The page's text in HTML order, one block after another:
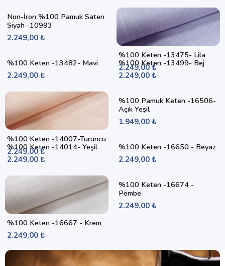
Non-İron %100 Pamuk Saten
Siyah -10993
2.249,00 ₺
%100 Keten -13475- Lila
2.249,00 ₺
%100 Keten -13482- Mavi
2.249,00 ₺
%100 Keten -13499- Bej
2.249,00 ₺
%100 Keten -14007-Turuncu
2.249,00 ₺
%100 Pamuk Keten -16506-
Açık Yeşil
1.949,00 ₺
%100 Keten -14014- Yeşil
2.249,00 ₺
%100 Keten -16650 - Beyaz
2.249,00 ₺
%100 Keten -16667 - Krem
2.249,00 ₺
%100 Keten -16674 -
Pembe
2.249,00 ₺